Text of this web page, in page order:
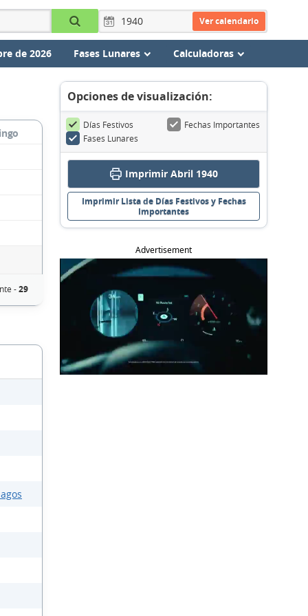
Ver calendario
de 2026 Fases Lunares Calculadoras
-29
Opciones de visualización:
Días Festivos
Fechas Importantes
Fases Lunares
Imprimir Abril 1940
Imprimir Lista de Días Festivos y Fechas
Importantes
Advertisement